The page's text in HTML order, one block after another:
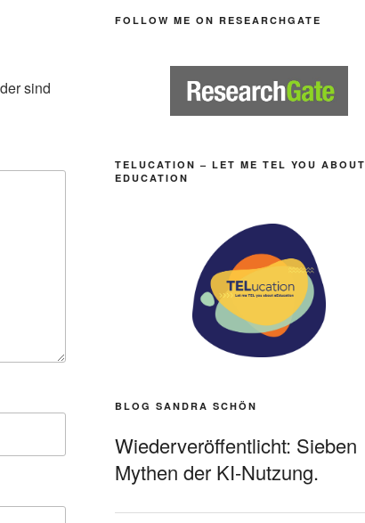
sind
FOLLOW ME ON RESEARCHGATE
TELUCATION – LET ME TEL YOU ABOUT
EDUCATION
BLOG SANDRA SCHÖN
Wiederveröffentlicht: Sieben
Mythen der KI-Nutzung.